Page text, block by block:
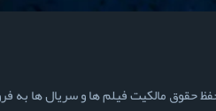
مالکیت فیلم ها و سریال ها به